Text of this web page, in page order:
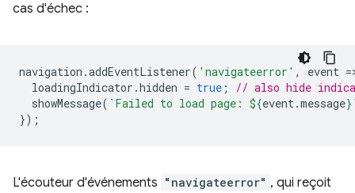
cas d'échec :
navigation .addEventListener( 'navigateerror' , event =
loadingIndicator .hidden = true ;
// also hide
showMessage( `Failed to load page: ${event.message}
});
L'écouteur d'événements "navigateerror" , qui reçoit